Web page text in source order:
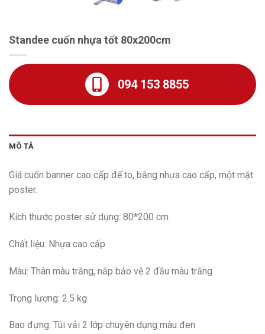
Standee cuốn nhựa tốt 80x200cm
094 153 8855
MÔ TẢ
Giá cuốn banner cao cấp đế to, bằng nhựa cao cấp, một mặt
poster.
Kích thước poster sử dụng: 80*200 cm
Chất liệu: Nhựa cao cấp
Màu: Thân màu trắng, nắp bảo vệ 2 đầu màu trắng
Trọng lượng: 2.5 kg
Bao đựng: Túi vải 2 lớp chuyên dụng màu đen